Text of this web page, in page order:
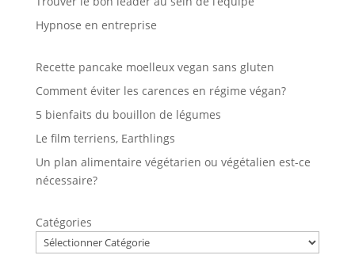
Hypnose en entreprise
Recette pancake moelleux vegan sans gluten
Comment éviter les carences en régime végan?
5 bienfaits du bouillon de légumes
Le film terriens, Earthlings
Un plan alimentaire végétarien ou végétalien est-ce
nécessaire?
Catégories